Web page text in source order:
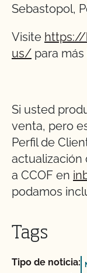
Sebastopol,
Visite
us/ para
Si usted
venta, pero
Perfil de
actualización
a CCOF en
podamos
Tags
Tipo de noticia: